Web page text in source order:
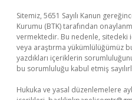
Sitemiz, 5651 Sayılı Kanun
Kurumu (BTK) tarafından
vermektedir. Bu nedenle,
veya araştırma yükümlülüğümüz
yazdıkları içeriklerin
bu sorumluluğu kabul etmiş
Hukuka ve yasal düzenlemelere